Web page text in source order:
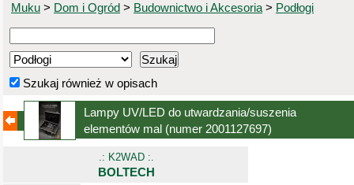
Muku > Dom i Ogród > Budownictwo i Akcesoria > Podłogi
Szukaj również w opisach
Lampy UV/LED do utwardzania/suszenia
elementów mal (numer 2001127697)
.: K2WAD :.
BOLTECH